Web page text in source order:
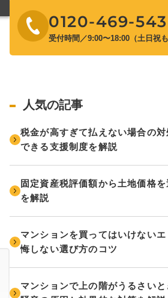
0120-469-543
受付時間／9:00〜18:00（土日祝も
人気の記事
税金が高すぎて払えない場合の対
できる支援制度を解説
固定資産税評価額から土地価格
を解説
マンションを買ってはいけない
悔しない選び方のコツ
マンションで上の階がうるさいと